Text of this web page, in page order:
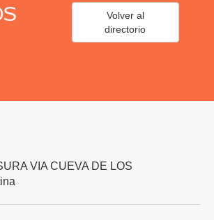
Volver al
directorio
VIA CUEVA DE LOS